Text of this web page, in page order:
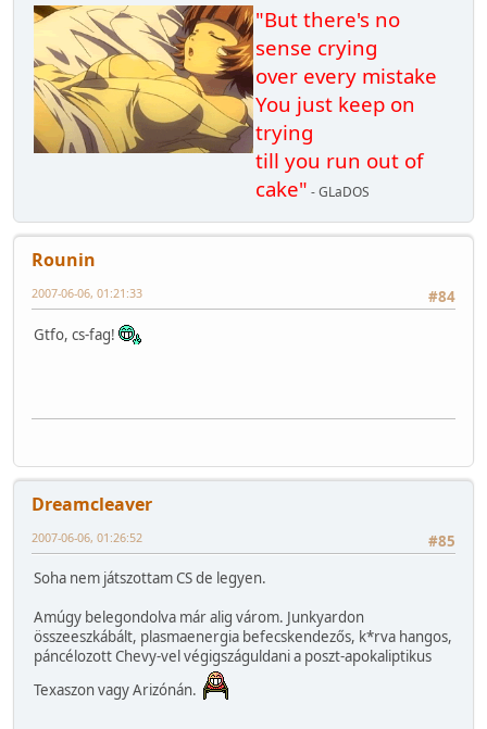
"But there's no
sense crying
over every mistake
You just keep on
trying
till you run out of
cake" - GLaDOS
Rounin
#84
2007-06-06, 01:21:33
Gtfo, cs-fag!
Dreamcleaver
#85
2007-06-06, 01:26:52
Soha nem játszottam CS de legyen.
Amúgy belegondolva már alig várom. Junkyardon
összeeszkábált, plasmaenergia befecskendezős, k*rva hangos,
páncélozott Chevy-vel végigszáguldani a poszt-apokaliptikus
Texaszon vagy Arizónán.